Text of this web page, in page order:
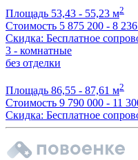
Площадь 53,43 - 55,23 м2
Стоимость 5 875 200 - 8
Скидка: Бесплатное
3 - комнатные
без отделки
Площадь 86,55 - 87,61 м2
Стоимость 9 790 000 - 11
Скидка: Бесплатное